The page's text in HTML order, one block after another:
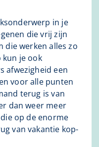
in je
die vrij zijn
die werken alles zo
kun je ook
afwezigheid een
voor alle punten
terug is van
dan weer meer
op de enorme
van vakantie kop-